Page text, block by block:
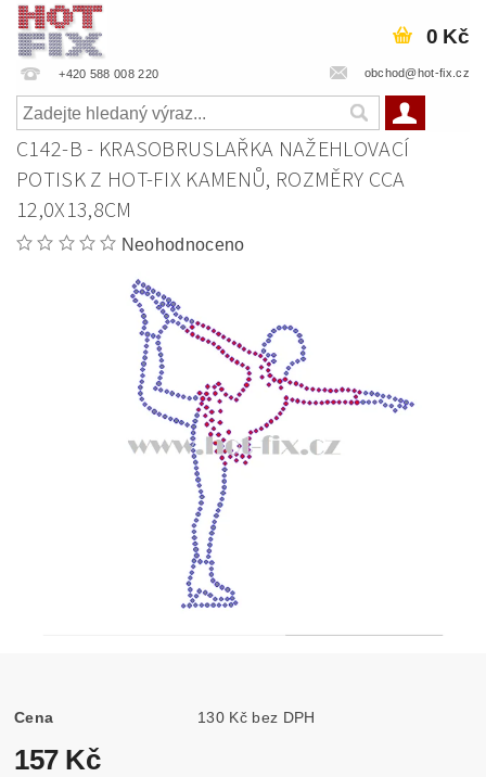
+420 588 008 220 obchod@hot-fix.cz
0 Kč
C142-B - KRASOBRUSLAŘKA NAŽEHLOVACÍ
POTISK Z HOT-FIX KAMENŮ, ROZMĚRY CCA
12,0X13,8CM
Neohodnoceno
Cena 130 Kč bez DPH
157 Kč